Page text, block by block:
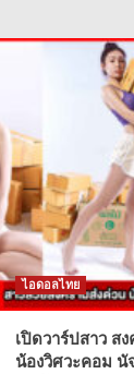
ไอดอลไทย
เปิดวาร์ปสาว ส
น้องวิศวะคอม